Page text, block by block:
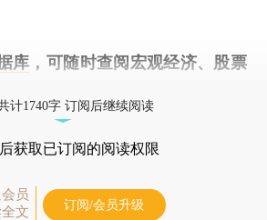
库 ，可随时查阅宏观经济、股票
计1740字 订阅后继续阅读
后获取已订阅的阅读权限
员
文
订阅/会员升级